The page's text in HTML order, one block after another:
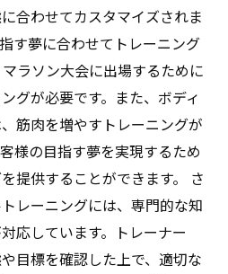
合わせてカスタマイズされま
す夢に合わせてトレーニング
ラソン大会に出場するために
グが必要です。また、ボディ
筋肉を増やすトレーニングが
様の目指す夢を実現するため
提供することができます。 さ
レーニングには、専門的な知
応しています。トレーナー
目標を確認した上で、適切な